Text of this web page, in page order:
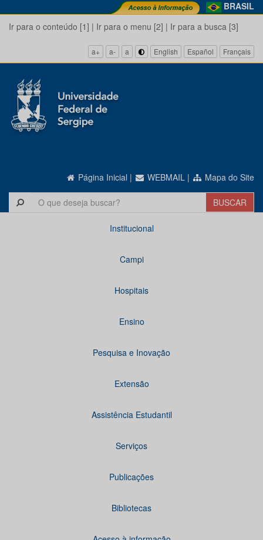
BRASIL
Ir para o conteúdo [1] | Ir para o menu [2] | Ir para a busca [3]
a+ a- a English Español Français
Página Inicial | WEBMAIL | Mapa do Site
Institucional
Campi
Hospitais
Ensino
Pesquisa e Inovação
Extensão
Assistência Estudantil
Serviços
Publicações
Bibliotecas